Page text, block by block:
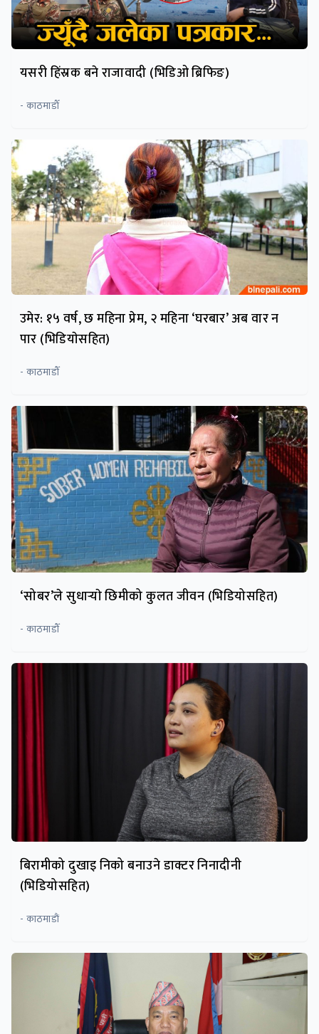
यसरी हिंस्रक बने राजावादी (भिडिओ ब्रिफिङ)
- काठमाडाैँ
उमेर: १५ वर्ष, छ महिना प्रेम, २ महिना ‘घरबार’ अब वार न
पार (भिडियाेसहित)
- काठमाडौँ
‘सोबर’ले सुधार्‍याे छिमीको कुलत जीवन (भिडियोसहित)
- काठमाडौँ
बिरामीको दुखाइ निको बनाउने डाक्टर निनादीनी
(भिडियोसहित)
- काठमाडाैं